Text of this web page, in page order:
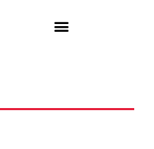
Menú